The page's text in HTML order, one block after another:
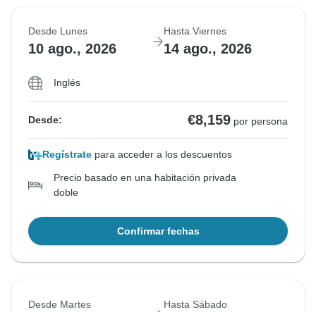
Desde Lunes
10 ago., 2026
Hasta Viernes
14 ago., 2026
Inglés
Desde: €8,159 por persona
Regístrate para acceder a los descuentos
Precio basado en una habitación privada
doble
Confirmar fechas
Desde Martes Hasta Sábado